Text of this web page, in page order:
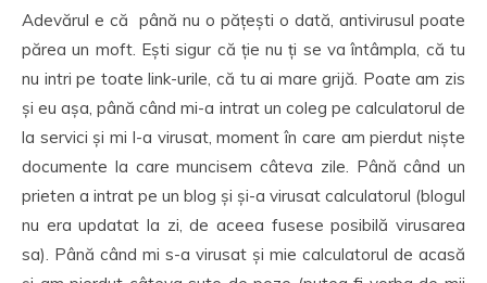
Adevărul e că până nu o pățești o dată, antivirusul poate
părea un moft. Ești sigur că ție nu ți se va întâmpla, că tu
nu intri pe toate link-urile, că tu ai mare grijă. Poate am zis
și eu așa, până când mi-a intrat un coleg pe calculatorul de
la servici și mi l-a virusat, moment în care am pierdut niște
documente la care muncisem câteva zile. Până când un
prieten a intrat pe un blog și și-a virusat calculatorul (blogul
nu era updatat la zi, de aceea fusese posibilă virusarea
sa). Până când mi s-a virusat și mie calculatorul de acasă